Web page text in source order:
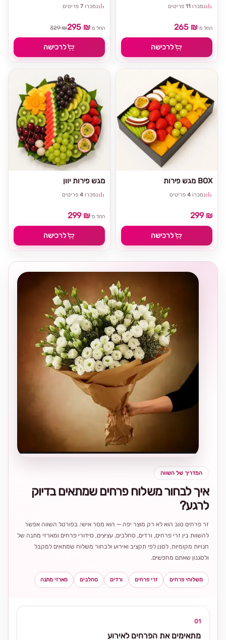
נמכרו 7 פריטים
החל מ־295 ₪
329 ₪
לרכישה
נמכרו 11 פריטים
החל מ־265 ₪
לרכישה
מגש פירות יוון
נמכרו 4 פריטים
החל מ־299 ₪
לרכישה
מגש פירות BOX
נמכרו 4 פריטים
299 ₪
לרכישה
המדריך של השווה
איך לבחור משלוח פרחים שמתאים בדיוק
לרגע?
זר פרחים טוב הוא לא רק מוצר יפה — הוא מסר אישי. בפורטל השווה אפשר
להשוות בין זרי פרחים, ורדים, סחלבים, עציצים, סידורי פרחים ומארזי מתנה של
חנויות מקומיות, לסנן לפי תקציב ואירוע ולבחור משלוח שמתאים למקבל
ולסגנון שאתם מחפשים.
משלוחי פרחים זרי פרחים ורדים סחלבים מארזי מתנה
01
מתאימים את הפרחים לאירוע